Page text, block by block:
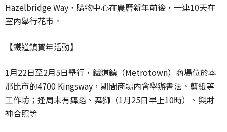
Hazelbridge Way，購物中心在農曆新年前後，一連10天在
室內舉行花市。
【鐵道鎮賀年活動】
1月22日至2月5日舉行，鐵道鎮（Metrotown）商場位於本
那比市的4700 Kingsway，期間商場內會舉辦書法、剪紙等
工作坊；逢周末有舞蹈、舞獅（1月25日早上10時）、與財
神合照等